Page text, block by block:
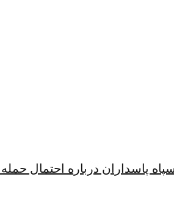
پاسداران درباره احتمال